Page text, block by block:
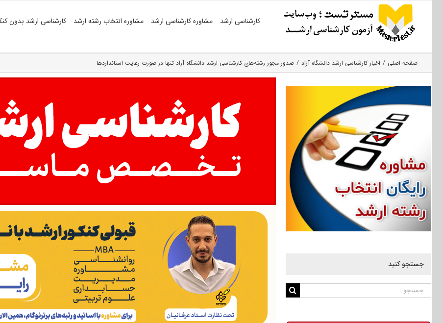
کارشناسی ارشد مشاوره کارشناسی ارشد مشاوره انتخاب رشته ارشد کارشناسی ارشد بدون
صفحه اصلی اخبار کارشناسی ارشد دانشگاه آزاد صدور مجوز رشته‌های کارشناسی ارشد دانشگاه آزاد تنها در صورت رعایت استانداردها
جستجو کنید
جستجو